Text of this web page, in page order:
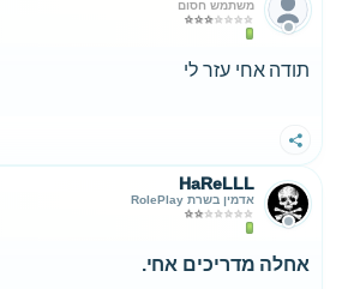
משתמש חסום
תודה אחי עזר לי
שתף
HaReLLL
אדמין בשרת RolePlay
אחלה מדריכים אחי.